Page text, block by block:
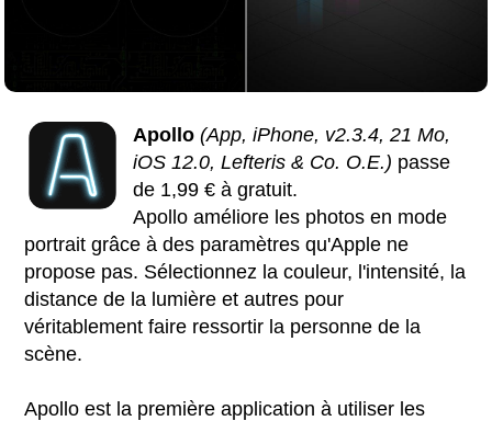
Apollo (App, iPhone, v2.3.4, 21 Mo,
iOS 12.0, Lefteris & Co. O.E.) passe
de 1,99 € à gratuit.
Apollo améliore les photos en mode
portrait grâce à des paramètres qu'Apple ne
propose pas. Sélectionnez la couleur, l'intensité, la
distance de la lumière et autres pour
véritablement faire ressortir la personne de la
scène.
Apollo est la première application à utiliser les